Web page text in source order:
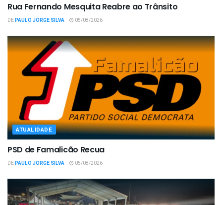
Rua Fernando Mesquita Reabre ao Trânsito
DEPAULO JORGE SILVA 05/08/2026
ATUALIDADE
PSD de Famalicão Recua
DEPAULO JORGE SILVA 05/08/2026